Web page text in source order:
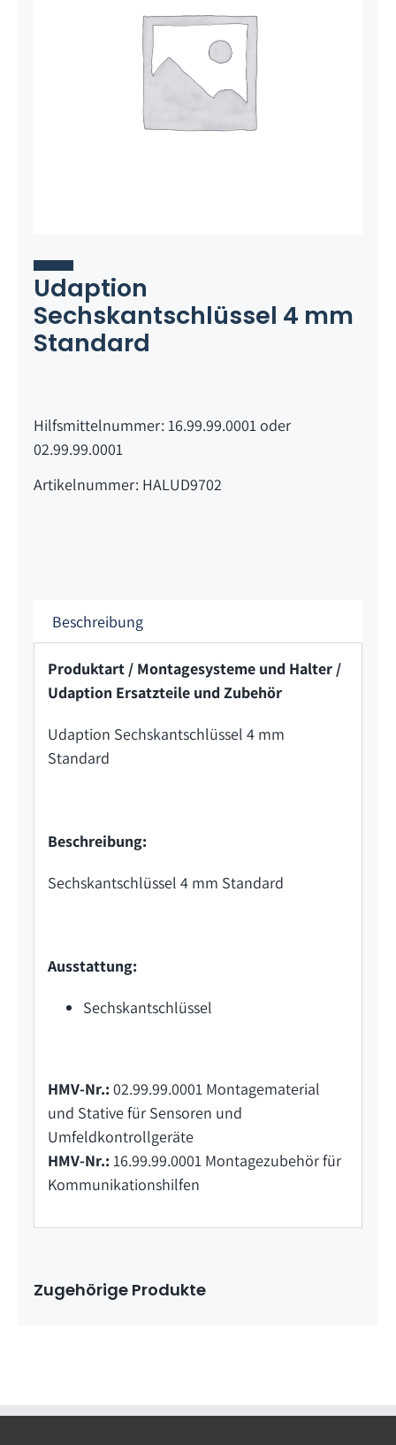
Udaption
Sechskantschlüssel 4 mm
Standard
Hilfsmittelnummer: 16.99.99.0001 oder
02.99.99.0001
Artikelnummer: HALUD9702
Beschreibung
Produktart / Montagesysteme und Halter /
Udaption Ersatzteile und Zubehör
Udaption Sechskantschlüssel 4 mm
Standard
Beschreibung:
Sechskantschlüssel 4 mm Standard
Ausstattung:
Sechskantschlüssel
HMV-Nr.: 02.99.99.0001 Montagematerial
und Stative für Sensoren und
Umfeldkontrollgeräte
HMV-Nr.: 16.99.99.0001 Montagezubehör für
Kommunikationshilfen
Zugehörige Produkte